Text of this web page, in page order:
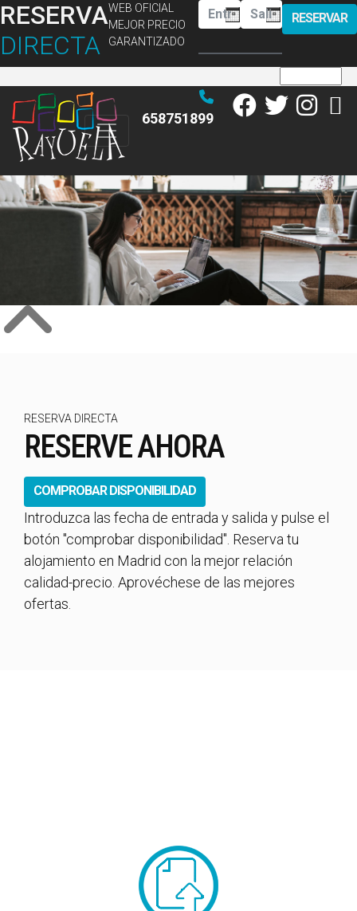
RESERVA
DIRECTA
WEB OFICIAL
MEJOR PRECIO
GARANTIZADO
RESERVAR
658751899
RESERVA DIRECTA
RESERVE AHORA
COMPROBAR DISPONIBILIDAD
Introduzca las fecha de entrada y salida y pulse el
botón "comprobar disponibilidad". Reserva tu
alojamiento en Madrid con la mejor relación
calidad-precio. Aprovéchese de las mejores
ofertas.